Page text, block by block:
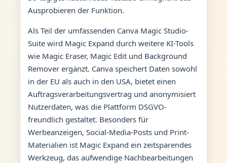
Ausprobieren der Funktion.
Als Teil der umfassenden Canva Magic Studio-
Suite wird Magic Expand durch weitere KI-Tools
wie Magic Eraser, Magic Edit und Background
Remover ergänzt. Canva speichert Daten sowohl
in der EU als auch in den USA, bietet einen
Auftragsverarbeitungsvertrag und anonymisiert
Nutzerdaten, was die Plattform DSGVO-
freundlich gestaltet. Besonders für
Werbeanzeigen, Social-Media-Posts und Print-
Materialien ist Magic Expand ein zeitsparendes
Werkzeug, das aufwendige Nachbearbeitungen